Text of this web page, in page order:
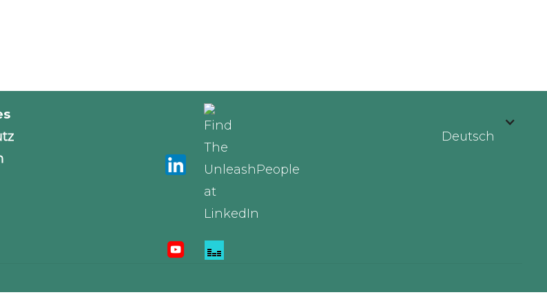
Deutsch